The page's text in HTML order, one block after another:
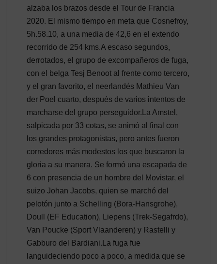
alzaba los brazos desde el Tour de Francia
2020. El mismo tiempo en meta que Cosnefroy,
5h.58.10, a una media de 42,6 en el extendo
recorrido de 254 kms.A escaso segundos,
derrotados, el grupo de excompañeros de fuga,
con el belga Tesj Benoot al frente como tercero,
y el gran favorito, el neerlandés Mathieu Van
der Poel cuarto, después de varios intentos de
marcharse del grupo perseguidor.La Amstel,
salpicada por 33 cotas, se animó al final con
los grandes protagonistas, pero antes fueron
corredores más modestos los que buscaron la
gloria a su manera. Se formó una escapada de
6 con presencia de un hombre del Movistar, el
suizo Johan Jacobs, quien se marchó del
pelotón junto a Schelling (Bora-Hansgrohe),
Doull (EF Education), Liepens (Trek-Segafrdo),
Van Poucke (Sport Vlaanderen) y Rastelli y
Gabburo del Bardiani.La fuga fue
languideciendo poco a poco, a medida que se